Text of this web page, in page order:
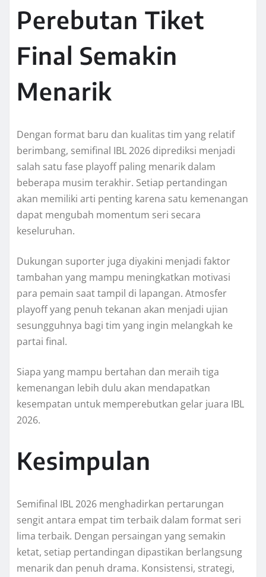
Perebutan Tiket
Final Semakin
Menarik
Dengan format baru dan kualitas tim yang relatif
berimbang, semifinal IBL 2026 diprediksi menjadi
salah satu fase playoff paling menarik dalam
beberapa musim terakhir. Setiap pertandingan
akan memiliki arti penting karena satu kemenangan
dapat mengubah momentum seri secara
keseluruhan.
Dukungan suporter juga diyakini menjadi faktor
tambahan yang mampu meningkatkan motivasi
para pemain saat tampil di lapangan. Atmosfer
playoff yang penuh tekanan akan menjadi ujian
sesungguhnya bagi tim yang ingin melangkah ke
partai final.
Siapa yang mampu bertahan dan meraih tiga
kemenangan lebih dulu akan mendapatkan
kesempatan untuk memperebutkan gelar juara IBL
2026.
Kesimpulan
Semifinal IBL 2026 menghadirkan pertarungan
sengit antara empat tim terbaik dalam format seri
lima terbaik. Dengan persaingan yang semakin
ketat, setiap pertandingan dipastikan berlangsung
menarik dan penuh drama. Konsistensi, strategi,